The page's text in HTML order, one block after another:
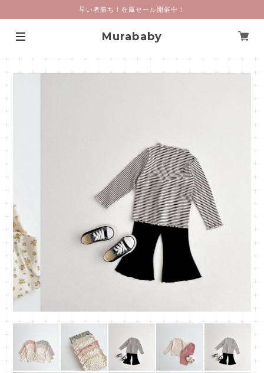
早い者勝ち！在庫セール開催中！
Murababy